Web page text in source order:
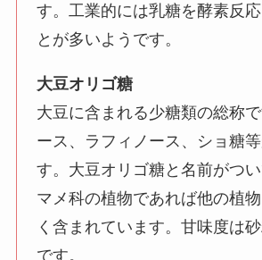
す。工業的には乳糖を酵素反
とが多いようです。
大豆オリゴ糖
大豆に含まれる少糖類の総称
ース、ラフィノース、ショ糖
す。大豆オリゴ糖と名前がつい
マメ科の植物であれば他の植
く含まれています。甘味度は
です。